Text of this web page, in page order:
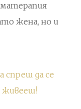
жена, но и